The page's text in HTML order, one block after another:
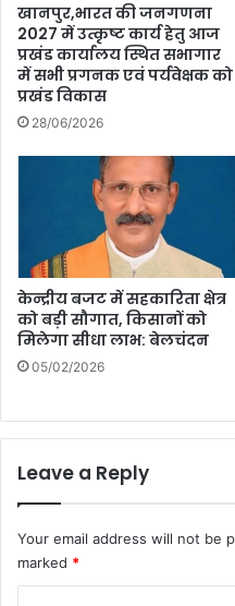
खानपुर,भारत की जनगणना
2027 में उत्कृष्ट कार्य हेतु आज
प्रखंड कार्यालय स्थित सभागार
में सभी प्रगनक एवं पर्यवेक्षक को
प्रखंड विकास
28/06/2026
केन्द्रीय बजट में सहकारिता क्षेत्र
को बड़ी सौगात, किसानों को
मिलेगा सीधा लाभ: बेलचंदन
05/02/2026
Leave a Reply
Your email address will not be
marked *